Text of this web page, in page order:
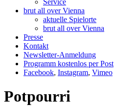
Service
brut all over Vienna
aktuelle Spielorte
brut all over Vienna
Presse
Kontakt
Newsletter-Anmeldung
Programm kostenlos per Post
Facebook, Instagram, Vimeo
Potpourri